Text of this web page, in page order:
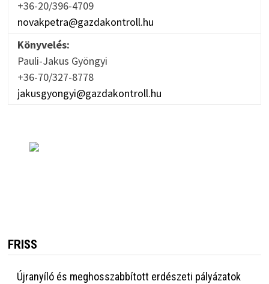
+36-20/396-4709
novakpetra@gazdakontroll.hu
Könyvelés:
Pauli-Jakus Gyöngyi
+36-70/327-8778
jakusgyongyi@gazdakontroll.hu
FRISS
Újranyíló és meghosszabbított erdészeti pályázatok